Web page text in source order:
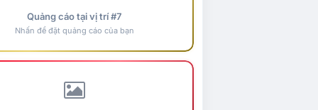
Quảng cáo tại vị trí #7
Nhấn để đặt quảng cáo của bạn